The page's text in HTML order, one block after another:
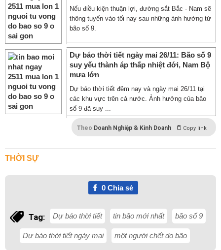
Nếu điều kiện thuận lợi, đường sắt Bắc - Nam sẽ
thông tuyến vào tối nay sau những ảnh hưởng từ
bão số 9.
Dự báo thời tiết ngày mai 26/11: Bão số 9
suy yếu thành áp thấp nhiệt đới, Nam Bộ
mưa lớn
Dự báo thời tiết đêm nay và ngày mai 26/11 tại
các khu vực trên cả nước. Ảnh hưởng của bão
số 9 đã suy ...
Theo Doanh Nghiệp & Kinh Doanh Copy link
THỜI SỰ
0Chia sẻ
Tag: Dự báo thời tiết tin bão mới nhất bão số 9
Dự báo thời tiết ngày mai một người chết do bão